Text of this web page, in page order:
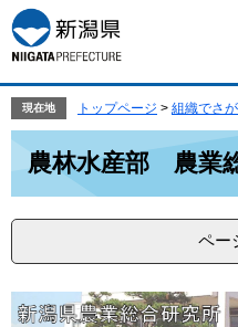
ー
ジ
の
頭
す。
ニ
ュ
ー
飛
て
本
へ
現在地 トップページ > 組織でさ
農林水産部 農業
ペー